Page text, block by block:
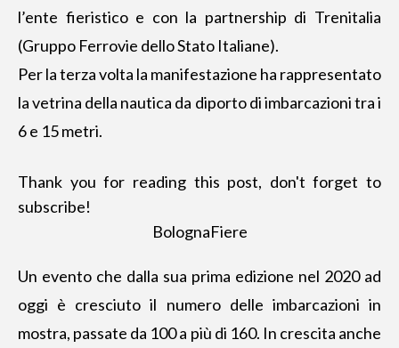
l’ente fieristico e con la partnership di Trenitalia
(Gruppo Ferrovie dello Stato Italiane).
Per la terza volta la manifestazione ha rappresentato
lavetrina della nautica da diportodi imbarcazioni tra i
6 e 15 metri.
Thank you for reading this post, don't forget to
subscribe!
BolognaFiere
Un evento che dalla sua prima edizione nel 2020 ad
oggi è cresciuto il numero delle imbarcazioni in
mostra, passate da 100 a più di 160. In crescita anche